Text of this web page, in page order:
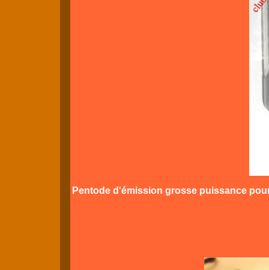
Pentode d'émission grosse puissance